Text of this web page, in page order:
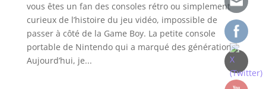
vous êtes un fan des consoles rétro ou simplement
curieux de l’histoire du jeu vidéo, impossible de
passer à côté de la Game Boy. La petite console
portable de Nintendo qui a marqué des générations.
Aujourd’hui, je...